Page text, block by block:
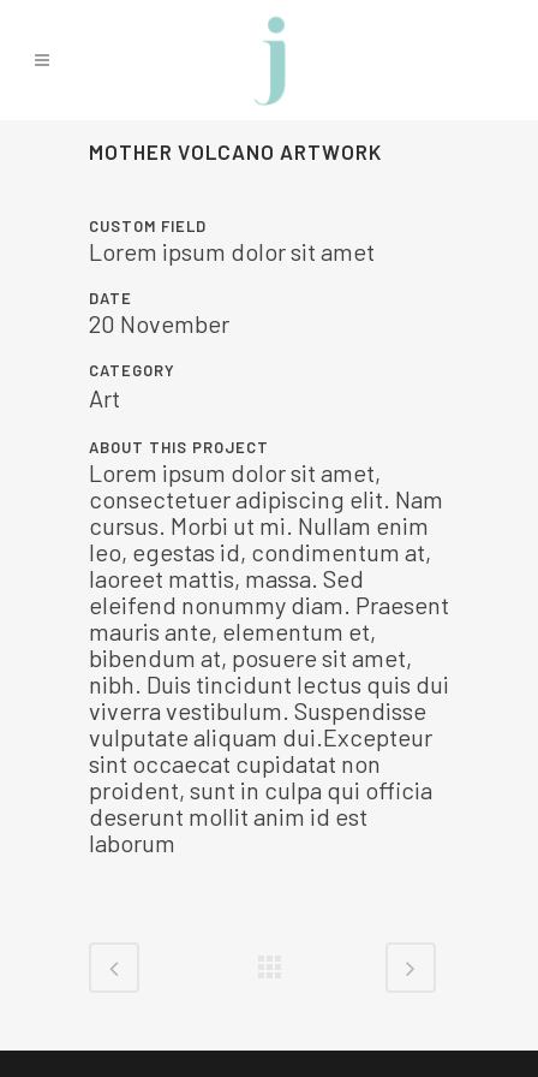
MOTHER VOLCANO ARTWORK
CUSTOM FIELD
Lorem ipsum dolor sit amet
DATE
20 November
CATEGORY
Art
ABOUT THIS PROJECT
Lorem ipsum dolor sit amet,
consectetuer adipiscing elit. Nam
cursus. Morbi ut mi. Nullam enim
leo, egestas id, condimentum at,
laoreet mattis, massa. Sed
eleifend nonummy diam. Praesent
mauris ante, elementum et,
bibendum at, posuere sit amet,
nibh. Duis tincidunt lectus quis dui
viverra vestibulum. Suspendisse
vulputate aliquam dui.Excepteur
sint occaecat cupidatat non
proident, sunt in culpa qui officia
deserunt mollit anim id est
laborum